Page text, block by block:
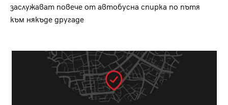
заслужават повече от автобусна спирка по пътя
към някъде другаде